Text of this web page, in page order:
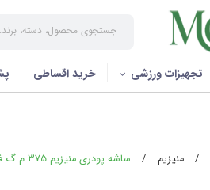
تجهیزات ورزشی خرید اقساطی
/ منیزیم / ساشه پودری منیزیم 375 م گ فلکسان - 30 عددی